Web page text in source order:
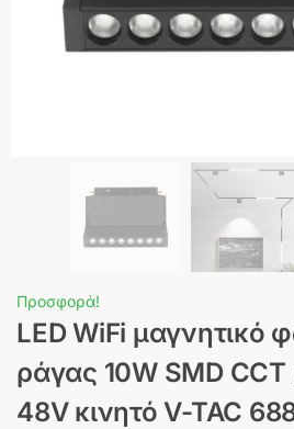
Προσφορά!
LED WiFi μαγνητικό
ράγας 10W SMD
48V κινητό V-TAC